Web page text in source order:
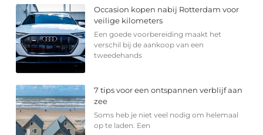
Occasion kopen nabij Rotterdam voor
veilige kilometers
Een goede voorbereiding maakt het
verschil bij de aankoop van een
tweedehands
7 tips voor een ontspannen verblijf aan
zee
Soms heb je niet veel nodig om helemaal
op te laden. Een